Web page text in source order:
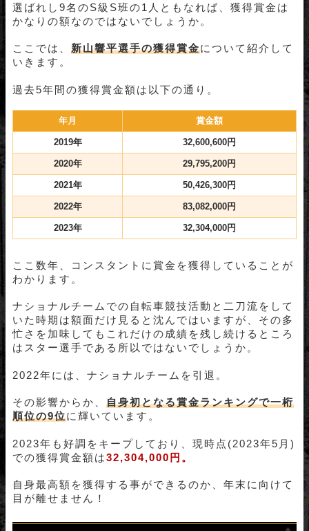
選ばれし9名のS級S班の1人ともなれば、獲得賞金は
かなりの額なのではないでしょうか。
ここでは、 新山響平選手の獲得賞金について紹介して
いきます。
過去5年間の獲得賞金額は以下の通り。
年月 賞金額
2019年 32,600,600円
2020年 29,795,200円
2021年 50,426,300円
2022年 83,082,000円
2023年 32,304,000円
ここ数年、コンスタントに賞金を獲得していることが
わかります。
ナショナルチームでの自転車競技活動と二刀流をして
いた時期は額面だけ見ると沈んではいますが、その多
忙さを加味してもこれだけの成績を残し続けるところ
はスター選手である所以ではないでしょうか。
2022年には、ナショナルチームを引退。
その影響からか、 自身初となる賞金ランキングで一桁
順位の9位に輝いています。
2023年も好調をキープしており、現時点(2023年5月)
での獲得賞金額は32,304,000円。
自身最高額を獲得する事ができるのか、年末に向けて
目が離せません！